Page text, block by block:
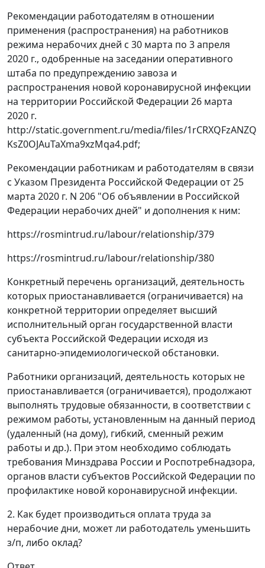
Рекомендации работодателям в отношении
применения (распространения) на работников
режима нерабочих дней с 30 марта по 3 апреля
2020 г., одобренные на заседании оперативного
штаба по предупреждению завоза и
распространения новой коронавирусной инфекции
на территории Российской Федерации 26 марта
2020 г.
http://static.government.ru/media/files/1rCRXQFzANZQ
KsZ0OJAuTaXma9xzMqa4.pdf;
Рекомендации работникам и работодателям в связи
с Указом Президента Российской Федерации от 25
марта 2020 г. N 206 "Об объявлении в Российской
Федерации нерабочих дней" и дополнения к ним:
https://rosmintrud.ru/labour/relationship/379
https://rosmintrud.ru/labour/relationship/380
Конкретный перечень организаций, деятельность
которых приостанавливается (ограничивается) на
конкретной территории определяет высший
исполнительный орган государственной власти
субъекта Российской Федерации исходя из
санитарно-эпидемиологической обстановки.
Работники организаций, деятельность которых не
приостанавливается (ограничивается), продолжают
выполнять трудовые обязанности, в соответствии с
режимом работы, установленным на данный период
(удаленный (на дому), гибкий, сменный режим
работы и др.). При этом необходимо соблюдать
требования Минздрава России и Роспотребнадзора,
органов власти субъектов Российской Федерации по
профилактике новой коронавирусной инфекции.
2. Как будет производиться оплата труда за
нерабочие дни, может ли работодатель уменьшить
з/п, либо оклад?